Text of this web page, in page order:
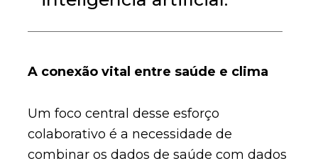
A conexão vital entre saúde e clima
Um foco central desse esforço
colaborativo é a necessidade de
combinar os dados de saúde com dados